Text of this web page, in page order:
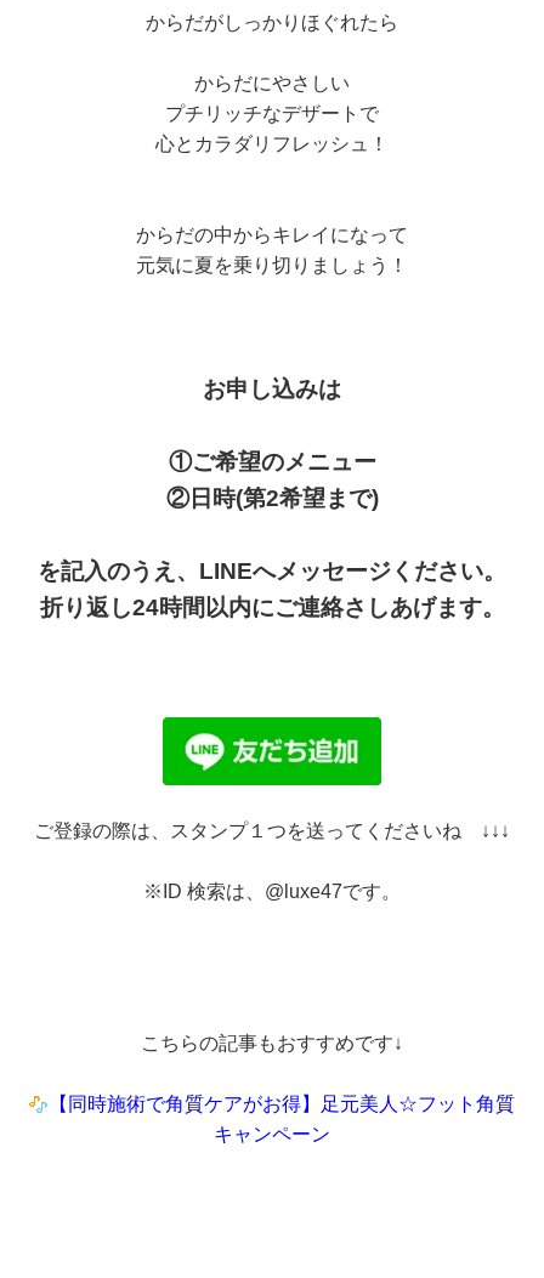
からだがしっかりほぐれたら
からだにやさしい
プチリッチなデザートで
心とカラダリフレッシュ！
からだの中からキレイになって
元気に夏を乗り切りましょう！
お申し込みは
①ご希望のメニュー
②日時(第2希望まで)
を記入のうえ、LINEへメッセージください。
折り返し24時間以内にご連絡さしあげます。
ご登録の際は、スタンプ１つを送ってくださいね ↓↓↓
※ID 検索は、@luxe47です。
こちらの記事もおすすめです↓
【同時施術で角質ケアがお得】足元美人☆フット角質
キャンペーン